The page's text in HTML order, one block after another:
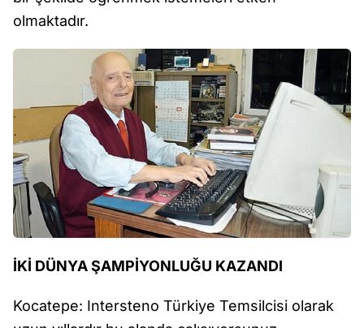
olmaktadır.
İKİ DÜNYA ŞAMPİYONLUĞU KAZANDI
Kocatepe: Intersteno Türkiye Temsilcisi olarak